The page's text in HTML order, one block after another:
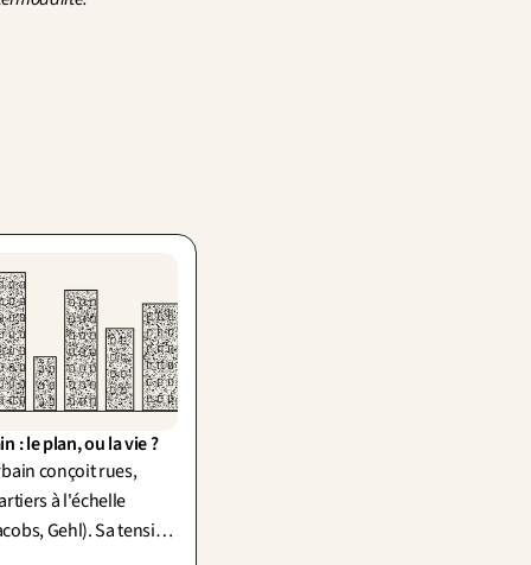
: le plan, ou la vie ?
conçoit rues,
à l'échelle
Gehl). Sa tension